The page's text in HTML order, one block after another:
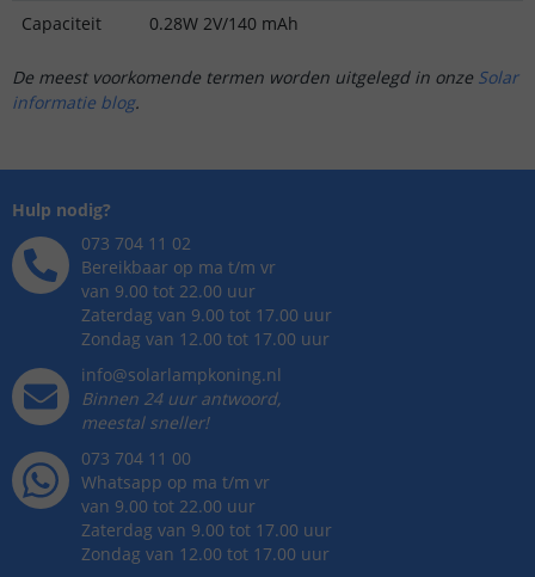
Capaciteit
0.28W 2V/140 mAh
De meest voorkomende termen worden uitgelegd in onze Solar
informatie blog.
Hulp nodig?
073 704 11 02
Bereikbaar op ma t/m vr
van 9.00 tot 22.00 uur
Zaterdag van 9.00 tot 17.00 uur
Zondag van 12.00 tot 17.00 uur
info@solarlampkoning.nl
Binnen 24 uur antwoord,
meestal sneller!
073 704 11 00
Whatsapp op ma t/m vr
van 9.00 tot 22.00 uur
Zaterdag van 9.00 tot 17.00 uur
Zondag van 12.00 tot 17.00 uur